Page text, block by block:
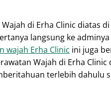
di Erha Clinic diatas
langsung ke
wajah Erha Clinic ini juga
Wajah di Erha
terlebih dahulu